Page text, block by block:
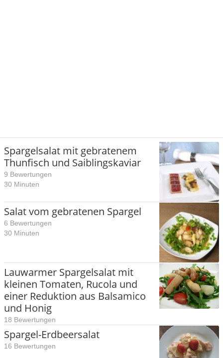
Spargelsalat mit gebratenem
Thunfisch und Saiblingskaviar
9 Bewertungen
30 Minuten
Salat vom gebratenen Spargel
6 Bewertungen
30 Minuten
Lauwarmer Spargelsalat mit
kleinen Tomaten, Rucola und
einer Reduktion aus Balsamico
und Honig
18 Bewertungen
Spargel-Erdbeersalat
16 Bewertungen